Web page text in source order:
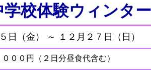
ィンタース
日（金） ～ １２月２７日（日）
０００円（２日分昼食代含む）